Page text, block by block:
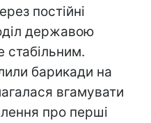
постійні
державою
стабільним.
барикади на
вгамувати
про перші